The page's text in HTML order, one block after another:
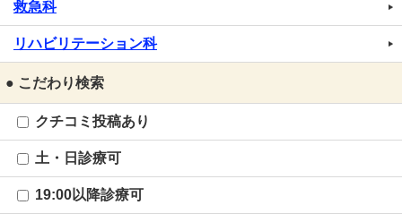
救急科
リハビリテーション科
● こだわり検索
クチコミ投稿あり
土・日診療可
19:00以降診療可